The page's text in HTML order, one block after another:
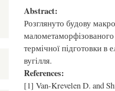
Abstract:
Розглянуто будову
термічної підготовки в
вугілля.
References:
[1] Van-Krevelen D. and